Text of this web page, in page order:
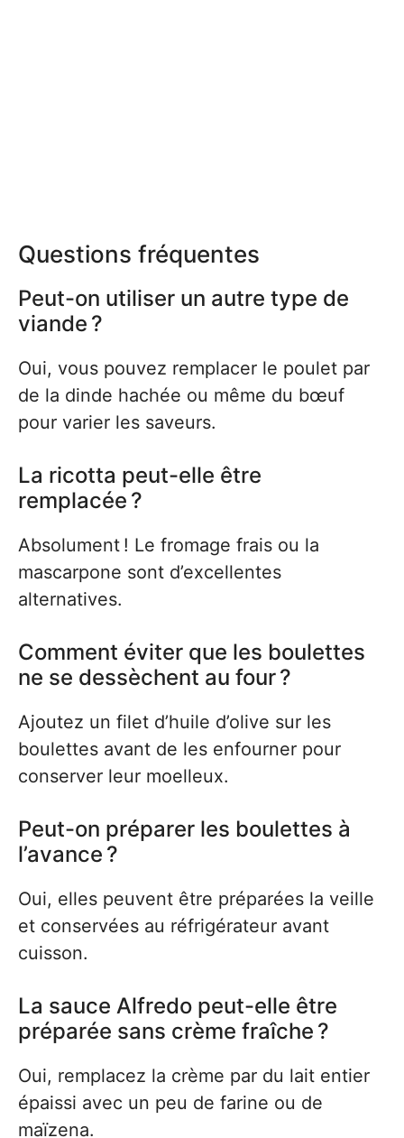
Questions fréquentes
Peut-on utiliser un autre type de
viande ?
Oui, vous pouvez remplacer le poulet par
de la dinde hachée ou même du bœuf
pour varier les saveurs.
La ricotta peut-elle être
remplacée ?
Absolument ! Le fromage frais ou la
mascarpone sont d’excellentes
alternatives.
Comment éviter que les boulettes
ne se dessèchent au four ?
Ajoutez un filet d’huile d’olive sur les
boulettes avant de les enfourner pour
conserver leur moelleux.
Peut-on préparer les boulettes à
l’avance ?
Oui, elles peuvent être préparées la veille
et conservées au réfrigérateur avant
cuisson.
La sauce Alfredo peut-elle être
préparée sans crème fraîche ?
Oui, remplacez la crème par du lait entier
épaissi avec un peu de farine ou de
maïzena.